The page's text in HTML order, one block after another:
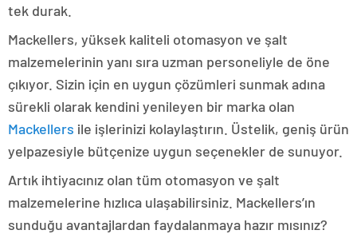
tek durak.
Mackellers, yüksek kaliteli otomasyon ve şalt
malzemelerinin yanı sıra uzman personeliyle de öne
çıkıyor. Sizin için en uygun çözümleri sunmak adına
sürekli olarak kendini yenileyen bir marka olan
Mackellers ile işlerinizi kolaylaştırın. Üstelik, geniş ürün
yelpazesiyle bütçenize uygun seçenekler de sunuyor.
Artık ihtiyacınız olan tüm otomasyon ve şalt
malzemelerine hızlıca ulaşabilirsiniz. Mackellers’ın
sunduğu avantajlardan faydalanmaya hazır mısınız?